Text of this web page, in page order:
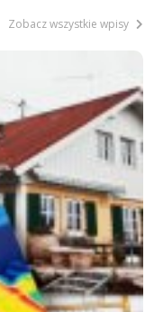
Zobacz wszystkie wpisy